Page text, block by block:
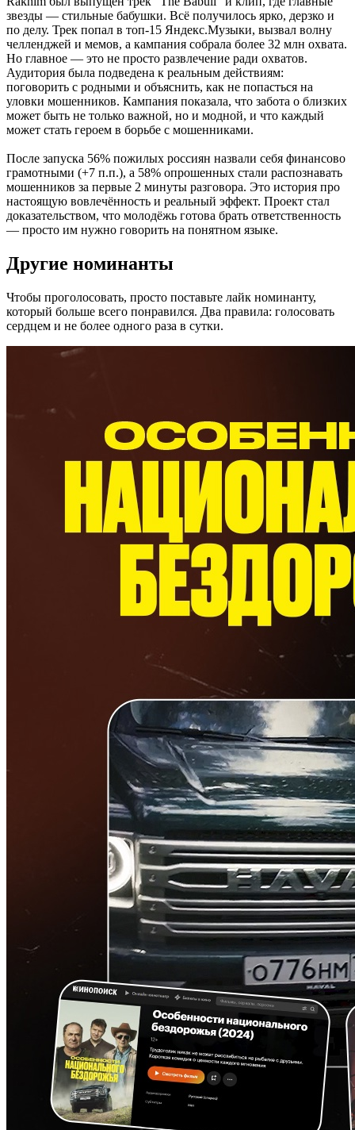
звезды — стильные бабушки. Всё получилось ярко, дерзко и
по делу. Трек попал в топ-15 Яндекс.Музыки, вызвал волну
челленджей и мемов, а кампания собрала более 32 млн охвата.
Но главное — это не просто развлечение ради охватов.
Аудитория была подведена к реальным действиям:
поговорить с родными и объяснить, как не попасться на
уловки мошенников. Кампания показала, что забота о близких
может быть не только важной, но и модной, и что каждый
может стать героем в борьбе с мошенниками.
После запуска 56% пожилых россиян назвали себя финансово
грамотными (+7 п.п.), а 58% опрошенных стали распознавать
мошенников за первые 2 минуты разговора. Это история про
настоящую вовлечённость и реальный эффект. Проект стал
доказательством, что молодёжь готова брать ответственность
— просто им нужно говорить на понятном языке.
Другие номинанты
Чтобы проголосовать, просто поставьте лайк номинанту,
который больше всего понравился. Два правила: голосовать
сердцем и не более одного раза в сутки.